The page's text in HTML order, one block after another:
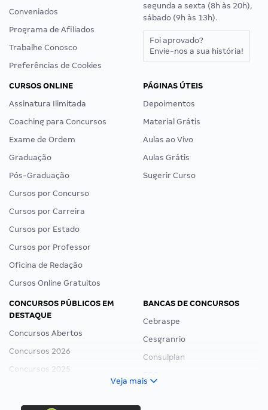
Conveniados
Programa de Afiliados
Trabalhe Conosco
Preferências de Cookies
segunda a sexta (8h às 20h),
sábado (9h às 13h).
Foi aprovado?
Envie-nos a sua história!
CURSOS ONLINE
Assinatura Ilimitada
Coaching para Concursos
Exame de Ordem
Graduação
Pós-Graduação
Cursos por Concurso
Cursos por Carreira
Cursos por Estado
Cursos por Professor
Oficina de Redação
Cursos Online Gratuitos
PÁGINAS ÚTEIS
Depoimentos
Material Grátis
Aulas ao Vivo
Aulas Grátis
Sugerir Curso
CONCURSOS PÚBLICOS EM
DESTAQUE
Concursos Abertos
Concursos 2026
Concursos 2025
Concurso Ibama
BANCAS DE CONCURSOS
Cebraspe
Cesgranrio
Consulplan
Veja mais